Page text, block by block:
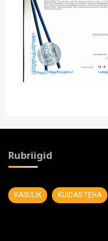
Rubriigid
KASULIK KUIDAS TEHA